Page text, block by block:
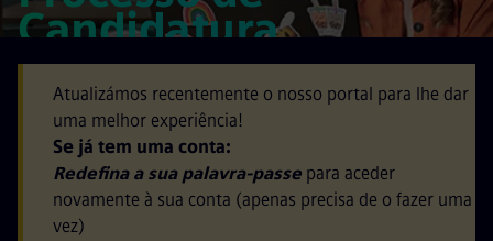
Candidatura
Atualizámos recentemente o nosso portal para lhe dar
uma melhor experiência!
Se já tem uma conta:
Redefina a sua palavra-passe para aceder
novamente à sua conta (apenas precisa de o fazer uma
vez)